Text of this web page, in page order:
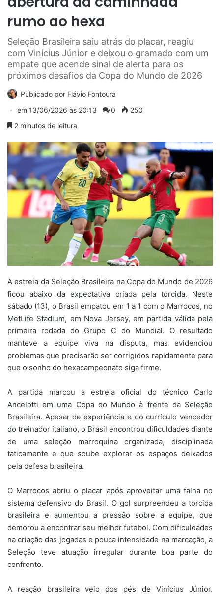
rumo ao hexa
Seleção Brasileira saiu atrás do placar, reagiu
com Vinícius Júnior e deixou o gramado com um
empate que acende sinal de alerta para os
próximos desafios da Copa do Mundo de 2026
Publicado por Flávio Fontoura
em 13/06/2026 às 20:13 0
250
2 minutos de leitura
A estreia da Seleção Brasileira na Copa do Mundo de 2026
ficou abaixo da expectativa criada pela torcida. Neste
sábado (13), o Brasil empatou em 1 a 1 com o Marrocos, no
MetLife Stadium, em Nova Jersey, em partida válida pela
primeira rodada do Grupo C do Mundial. O resultado
manteve a equipe viva na disputa, mas evidenciou
problemas que precisarão ser corrigidos rapidamente para
que o sonho do hexacampeonato siga firme.
A partida marcou a estreia oficial do técnico Carlo
Ancelotti em uma Copa do Mundo à frente da Seleção
Brasileira. Apesar da experiência e do currículo vencedor
do treinador italiano, o Brasil encontrou dificuldades diante
de uma seleção marroquina organizada, disciplinada
taticamente e que soube explorar os espaços deixados
pela defesa brasileira.
O Marrocos abriu o placar após aproveitar uma falha no
sistema defensivo do Brasil. O gol surpreendeu a torcida
brasileira e aumentou a pressão sobre a equipe, que
demorou a encontrar seu melhor futebol. Com dificuldades
na criação das jogadas e pouca intensidade na marcação, a
Seleção teve atuação irregular durante boa parte do
confronto.
A reação brasileira veio dos pés de Vinícius Júnior.